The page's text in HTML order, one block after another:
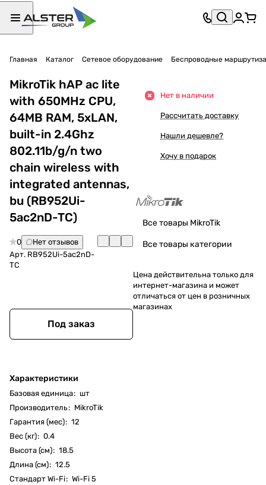
Главная Каталог Сетевое оборудование Беспроводные
MikroTik hAP ac lite
with 650MHz CPU,
64MB RAM, 5xLAN,
built-in 2.4Ghz
802.11b/g/n two
chain wireless with
integrated antennas,
bu (RB952Ui-
5ac2nD-TC)
0
Нет отзывов
Арт. RB952Ui-5ac2nD-
TC
Под заказ
Характеристики
Базовая единица: шт
Производитель: MikroTik
Гарантия (мес): 12
Вес (кг): 0.4
Высота (см): 18.5
Длина (см): 12.5
Стандарт Wi-Fi: Wi-Fi 5
Нет в наличии
Рассчитать доставку
Нашли дешевле?
Хочу в подарок
Все товары MikroTik
Все товары категории
Цена действительна только для
интернет-магазина и может
отличаться от цен в розничных
магазинах